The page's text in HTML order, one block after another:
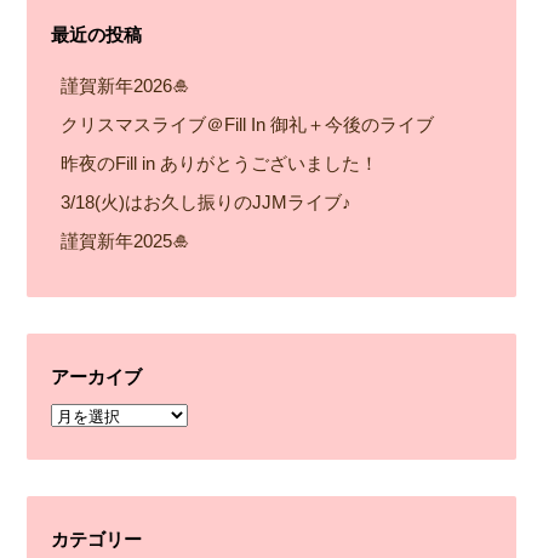
最近の投稿
謹賀新年2026🎍
クリスマスライブ＠Fill In 御礼＋今後のライブ
昨夜のFill in ありがとうございました！
3/18(火)はお久し振りのJJMライブ♪
謹賀新年2025🎍
アーカイブ
ア
カ
イ
カテゴリー